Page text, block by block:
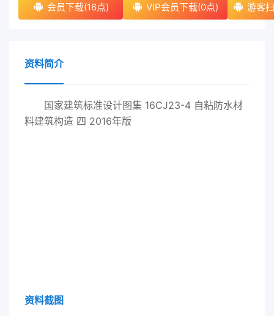
会员下载(16点) VIP会员下载(0点) 游客
资料简介
国家建筑标准设计图集 16CJ23-4 自粘防水材
料建筑构造 四 2016年版
资料截图